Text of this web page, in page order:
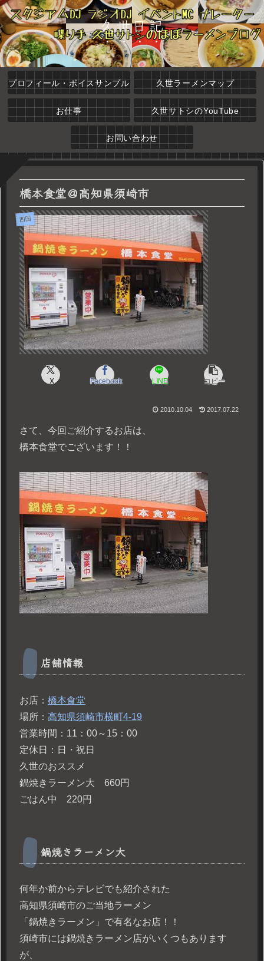
久世日記
プロフィール・ボイスサンプル 久世ラーメンマップ
お仕事 久世サトシのYouTube
お問い合わせ
橋本食堂＠高知県須崎市
四国
X Facebook LINE コピー
2010.10.04 2017.07.22
さて、今回ご紹介するお店は、
橋本食堂でございます！！
店舗情報
お店： 橋本食堂
場所： 高知県須崎市横町4-19
営業時間：11：00～15：00
定休日：日・祝日
久世のおススメ
鍋焼きラーメン大 660円
ごはん中 220円
鍋焼きラーメン大
何年か前からテレビでも紹介された
高知県須崎市のご当地ラーメン
「鍋焼きラーメン」で有名なお店！！
須崎市には鍋焼きラーメン店がいくつもあります
が、